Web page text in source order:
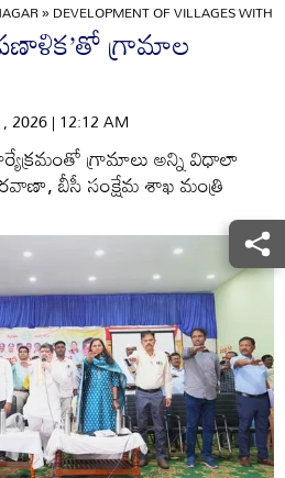
»DEVELOPMENT OF VILLAGES WITH
గ్రామాల
2026 | 12:12 AM
గ్రామాలు అన్ని విధాలా
రవాణా, బీసీ సంక్షేమ శాఖ మంత్రి